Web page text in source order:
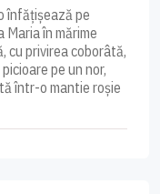
înfățișează pe
Maria în mărime
cu privirea coborâtă,
pe un nor,
într-o mantie roșie